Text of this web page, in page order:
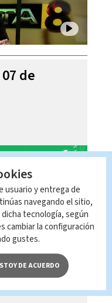
de
con Paula
2026
usuario y entrega de
navegando el sitio,
tecnología, según
cambiar la configuración
gustes.
DE ACUERDO